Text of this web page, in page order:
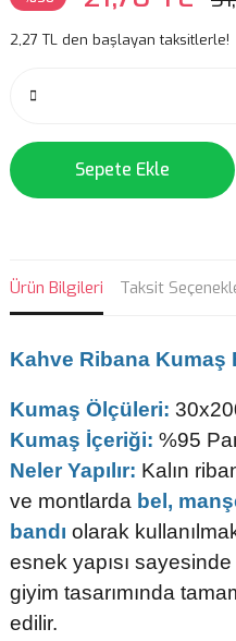
2,27 TL den başlayan taksitlerle!
Sepete Ekle
Ürün Bilgileri Taksit
Kahve Ribana Kumaş
Kumaş Ölçüleri:
Kumaş İçeriği: %95
Neler Yapılır: Kalın
ve montlarda bel,
bandı olarak
esnek yapısı
giyim tasarımında
edilir.